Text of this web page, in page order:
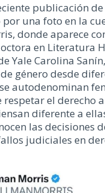
publicación
una foto en la
donde aparece
en Literatura
Yale Carolina
género desde
autodenominan
respetar el derecho
diferente a
las decisiones
judiciales en